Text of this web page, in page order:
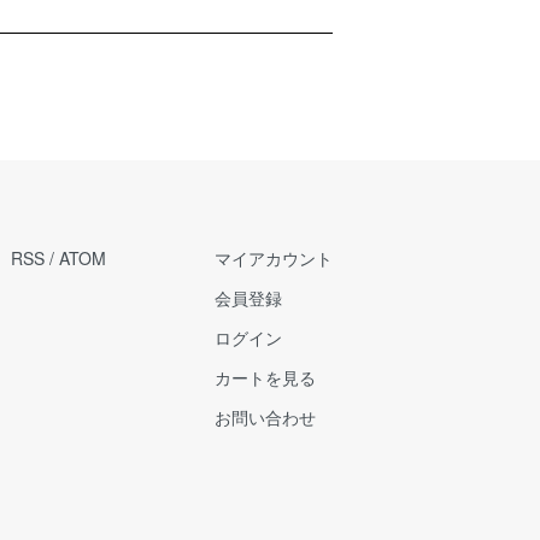
RSS / ATOM
マイアカウント
会員登録
ログイン
カートを見る
お問い合わせ